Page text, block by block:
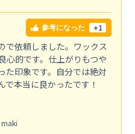
参考になった +1
で依頼しました。ワックス
心的です。仕上がりもつや
た印象です。自分では絶対
で本当に良かったです！